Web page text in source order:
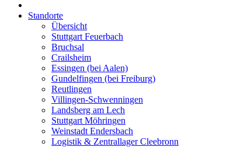
Standorte
Übersicht
Stuttgart Feuerbach
Bruchsal
Crailsheim
Essingen (bei Aalen)
Gundelfingen (bei Freiburg)
Reutlingen
Villingen-Schwenningen
Landsberg am Lech
Stuttgart Möhringen
Weinstadt Endersbach
Logistik & Zentrallager Cleebronn